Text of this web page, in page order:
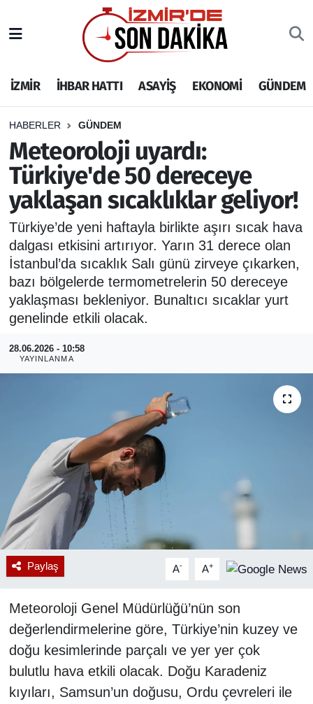
İZMİR İHBAR HATTI ASAYİŞ EKONOMİ GÜNDEM
HABERLER GÜNDEM
Meteoroloji uyardı:
Türkiye'de 50 dereceye
yaklaşan sıcaklıklar geliyor!
Türkiye’de yeni haftayla birlikte aşırı sıcak hava
dalgası etkisini artırıyor. Yarın 31 derece olan
İstanbul’da sıcaklık Salı günü zirveye çıkarken,
bazı bölgelerde termometrelerin 50 dereceye
yaklaşması bekleniyor. Bunaltıcı sıcaklar yurt
genelinde etkili olacak.
28.06.2026 - 10:58
YAYINLANMA
Paylaş A- A+
Meteoroloji Genel Müdürlüğü’nün son
değerlendirmelerine göre, Türkiye’nin kuzey ve
doğu kesimlerinde parçalı ve yer yer çok
bulutlu hava etkili olacak. Doğu Karadeniz
kıyıları, Samsun’un doğusu, Ordu çevreleri ile
İHBAR HATTI
DEPREM
GENEL
EKONOMİ
SİYASET
SPOR
ASAYİŞ
İzmir Nöbetçi Eczaneler
İzmir Hava Durumu
İzmir Namaz Vakitleri
İzmir Trafik Yoğunluk Haritası
Puan Durumu ve Fikstür
Tüm Manşetler
Son Dakika Haberleri
Haber Arşivi